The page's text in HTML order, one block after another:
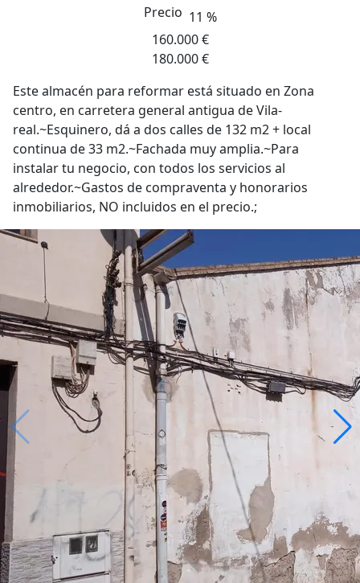
Precio 11 %
160.000 €
180.000 €
Este almacén para reformar está situado en Zona
centro, en carretera general antigua de Vila-
real.~Esquinero, dá a dos calles de 132 m2 + local
continua de 33 m2.~Fachada muy amplia.~Para
instalar tu negocio, con todos los servicios al
alrededor.~Gastos de compraventa y honorarios
inmobiliarios, NO incluidos en el precio.;